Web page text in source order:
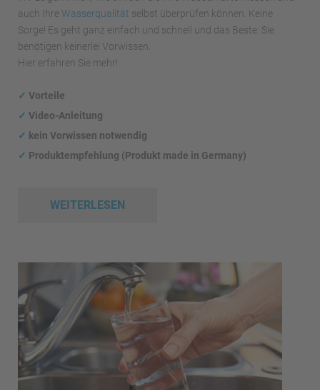
auch IhreWasserqualität selbst überprüfen können. Keine
Sorge! Es geht ganz einfach und schnell und das Beste: Sie
benötigen keinerlei Vorwissen.
Hier erfahren Sie mehr!
✓ Vorteile
✓ Video-Anleitung
✓ kein Vorwissen notwendig
✓ Produktempfehlung (Produkt made in Germany)
WEITERLESEN